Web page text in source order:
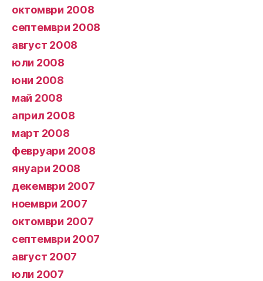
октомври 2008
септември 2008
август 2008
юли 2008
юни 2008
май 2008
април 2008
март 2008
февруари 2008
януари 2008
декември 2007
ноември 2007
октомври 2007
септември 2007
август 2007
юли 2007